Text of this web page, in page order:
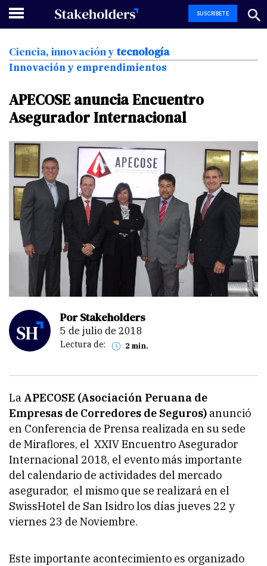
SUSCRÍBETE
Ciencia, innovacióny tecnología
Innovación y emprendimientos
APECOSE anunciaEncuentro
AseguradorInternacional
Por Stakeholders
5 de julio de 2018
Lectura de: 2 min.
La APECOSE (Asociación Peruana de
Empresas de Corredores de Seguros) anunció
en Conferencia de Prensa realizada en su sede
de Miraflores, el XXIV Encuentro Asegurador
Internacional 2018, el evento más importante
del calendario de actividades del mercado
asegurador, el mismo que se realizará en el
SwissHotel de San Isidro los días jueves 22 y
viernes 23 de Noviembre.
Este importante acontecimiento es organizado